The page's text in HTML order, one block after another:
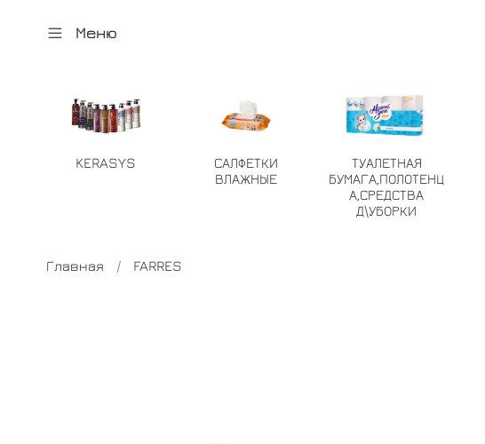
Меню
KERASYS
САЛФЕТКИ
ВЛАЖНЫЕ
ТУАЛЕТНАЯ
БУМАГА,ПОЛОТЕНЦ
А,СРЕДСТВА
Д\УБОРКИ
Главная FARRES